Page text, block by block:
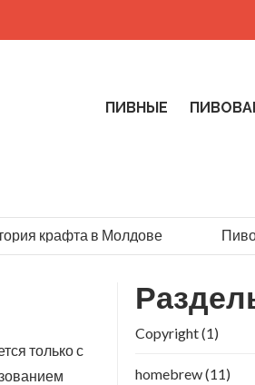
ПИВНЫЕ
крафта в Молдове Пиво
только с
Copyright(1)
homebrew(11)